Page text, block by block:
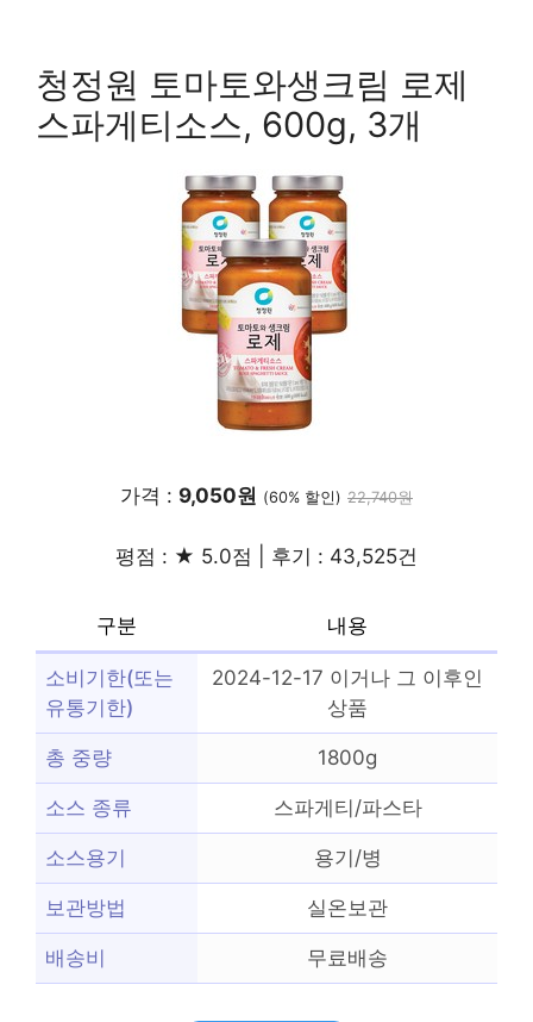
청정원 토마토와생크림 로제
스파게티소스, 600g, 3개
가격 : 9,050원 (60% 할인) 22,740원
평점 : ★ 5.0점 | 후기 : 43,525건
구분 내용
소비기한(또는
유통기한)
2024-12-17 이거나 그 이후인
상품
총 중량 1800g
소스 종류 스파게티/파스타
소스용기 용기/병
보관방법 실온보관
배송비 무료배송